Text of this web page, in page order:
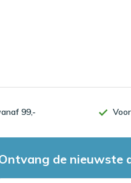
99,-
de nieuwste